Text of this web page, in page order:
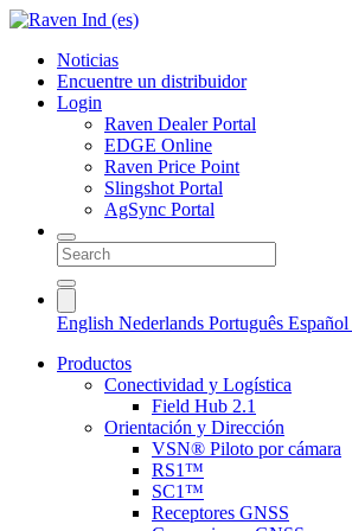
Noticias
Encuentre un distribuidor
Login
Raven Dealer Portal
EDGE Online
Raven Price Point
Slingshot Portal
AgSync Portal
English Nederlands Português Español
Productos
Conectividad y Logística
Field Hub 2.1
Orientación y Dirección
VSN® Piloto por cámara
RS1™
SC1™
Receptores GNSS